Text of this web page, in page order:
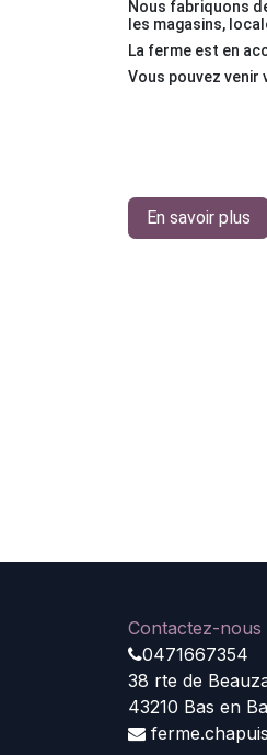
Nous fabriquons
les magasins,
La ferme est en
Vous pouvez venir
En savoir plus
Contactez-nous
0471667354
38 rte de
43210 Bas en